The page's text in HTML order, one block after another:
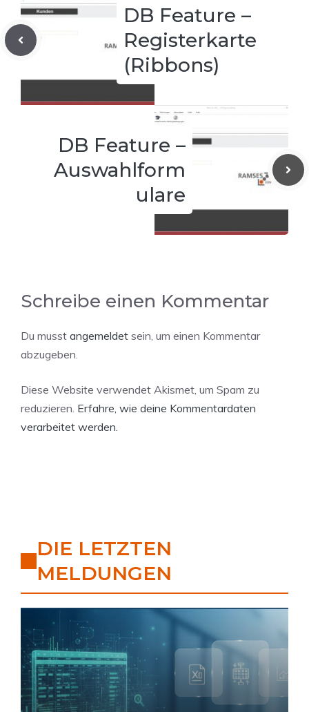
DB Feature –
Registerkarte
(Ribbons)
DB Feature –
Auswahlform
ulare
Schreibe einen Kommentar
Du musst angemeldet sein, um einen Kommentar
abzugeben.
Diese Website verwendet Akismet, um Spam zu
reduzieren. Erfahre, wie deine Kommentardaten
verarbeitet werden.
DIE LETZTEN
MELDUNGEN